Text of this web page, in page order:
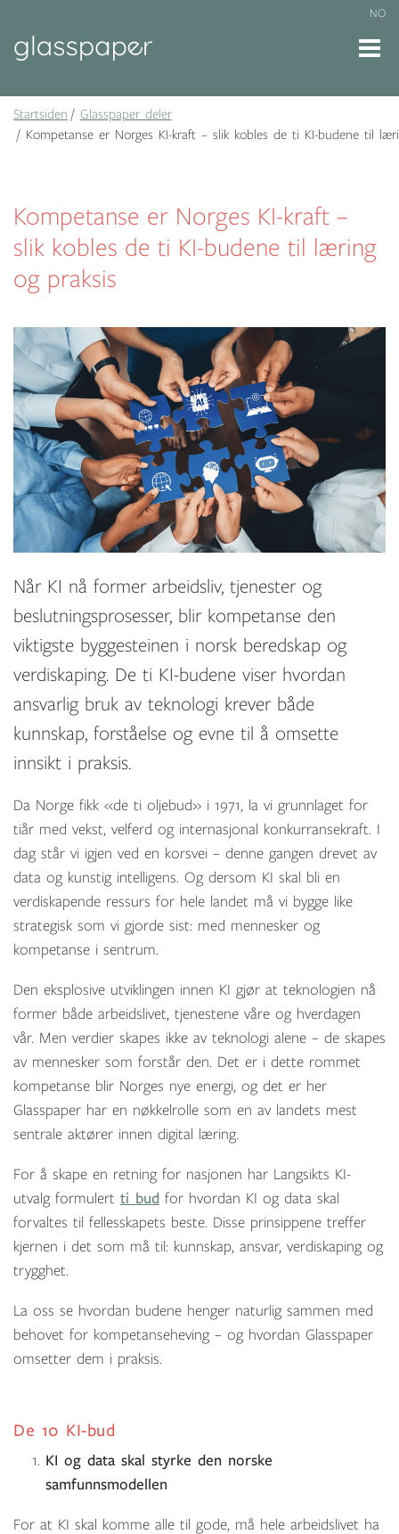
NO
Startsiden
Glasspaper deler
Kompetanse er Norges KI-kraft – slik kobles de ti KI-budene til
Kompetanse er Norges KI-kraft –
slik kobles de ti KI-budene til læring
og praksis
Når KI nå former arbeidsliv, tjenester og
beslutningsprosesser, blir kompetanse den
viktigste byggesteinen i norsk beredskap og
verdiskaping. De ti KI-budene viser hvordan
ansvarlig bruk av teknologi krever både
kunnskap, forståelse og evne til å omsette
innsikt i praksis.
Da Norge fikk «de ti oljebud» i 1971, la vi grunnlaget for
tiår med vekst, velferd og internasjonal konkurransekraft. I
dag står vi igjen ved en korsvei – denne gangen drevet av
data og kunstig intelligens. Og dersom KI skal bli en
verdiskapende ressurs for hele landet må vi bygge like
strategisk som vi gjorde sist: med mennesker og
kompetanse i sentrum.
Den eksplosive utviklingen innen KI gjør at teknologien nå
former både arbeidslivet, tjenestene våre og hverdagen
vår. Men verdier skapes ikke av teknologi alene – de skapes
av mennesker som forstår den. Det er i dette rommet
kompetanse blir Norges nye energi, og det er her
Glasspaper har en nøkkelrolle som en av landets mest
sentrale aktører innen digital læring.
For å skape en retning for nasjonen har Langsikts KI-
utvalg formulert ti bud for hvordan KI og data skal
forvaltes til fellesskapets beste. Disse prinsippene treffer
kjernen i det som må til: kunnskap, ansvar, verdiskaping og
trygghet.
La oss se hvordan budene henger naturlig sammen med
behovet for kompetanseheving – og hvordan Glasspaper
omsetter dem i praksis.
De 10 KI-bud
KI og data skal styrke den norske
samfunnsmodellen
For at KI skal komme alle til gode, må hele arbeidslivet ha